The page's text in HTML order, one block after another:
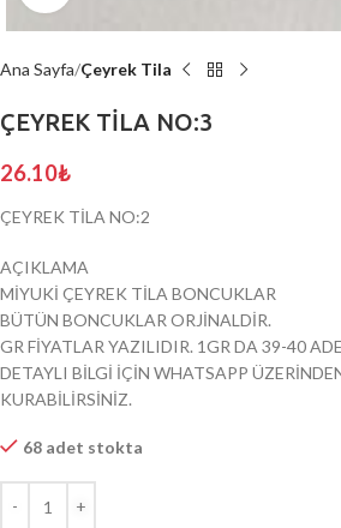
Ana Sayfa Çeyrek Tila
ÇEYREK TİLA NO:3
26.10₺
ÇEYREK TİLA NO:2
AÇIKLAMA
MİYUKİ ÇEYREK TİLA BONCUKLAR
BÜTÜN BONCUKLAR ORJİNALDİR.
GR FİYATLAR YAZILIDIR. 1GR DA 39-40
DETAYLI BİLGİ İÇİN WHATSAPP
KURABİLİRSİNİZ.
68 adet stokta